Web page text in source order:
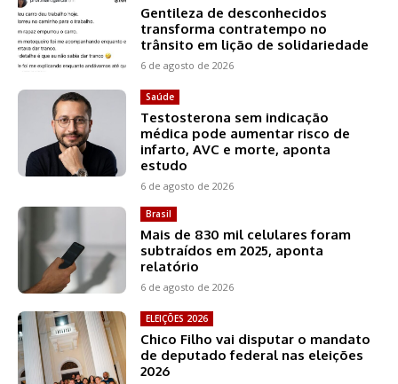
Gentileza de desconhecidos
transforma contratempo no
trânsito em lição de solidariedade
6 de agosto de 2026
Saúde
Testosterona sem indicação
médica pode aumentar risco de
infarto, AVC e morte, aponta
estudo
6 de agosto de 2026
Brasil
Mais de 830 mil celulares foram
subtraídos em 2025, aponta
relatório
6 de agosto de 2026
ELEIÇÕES 2026
Chico Filho vai disputar o mandato
de deputado federal nas eleições
2026